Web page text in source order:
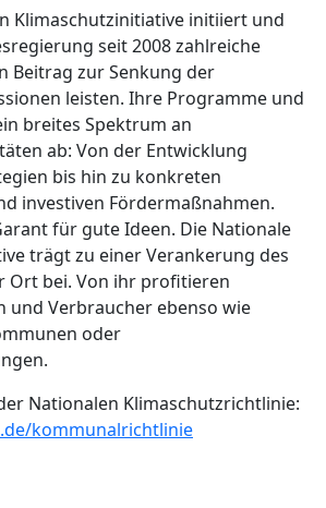
Klimaschutzinitiative initiiert und
seit 2008 zahlreiche
Beitrag zur Senkung der
leisten. Ihre Programme und
breites Spektrum an
ab: Von der Entwicklung
bis hin zu konkreten
investiven Fördermaßnahmen.
für gute Ideen. Die Nationale
trägt zu einer Verankerung des
Ort bei. Von ihr profitieren
und Verbraucher ebenso wie
oder
Nationalen Klimaschutzrichtlinie:
kommunalrichtlinie